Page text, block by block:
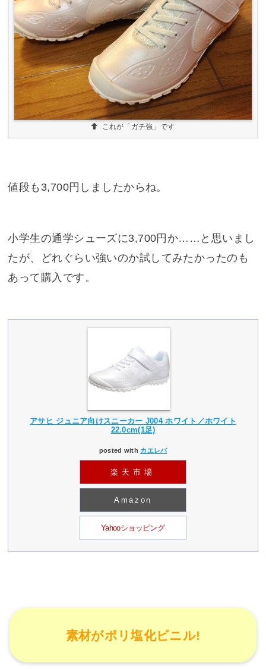
これが「ガチ強」です
値段も3,700円しましたからね。
小学生の通学シューズに3,700円か……と思いまし
たが、どれぐらい強いのか試してみたかったのも
あって購入です。
アサヒ ジュニア向けスニーカー J004 ホワイト／ホワイト
22.0cm(1足)
posted with カエレバ
楽天市場
Amazon
Yahooショッピング
素材がポリ塩化ビニル!